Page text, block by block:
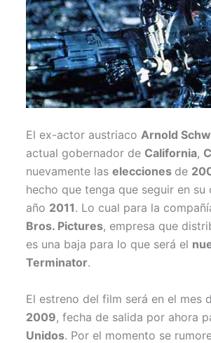
El ex-actor austriacoArnold
actual gobernador de California,
nuevamente laselecciones de
hecho que tenga que seguir en su
año 2011. Lo cual para la
Bros. Pictures, empresa que
es una baja para lo que será el
Terminator.
El estreno del film será en el mes
2009, fecha de salida por ahora
Unidos. Por el momento se